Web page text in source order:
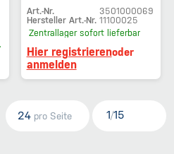
Art.-Nr.
3501000069
Hersteller Art.-Nr. 11100025
Zentrallager sofort lieferbar
Hier registrierenoder
anmelden
24 pro Seite 1/15